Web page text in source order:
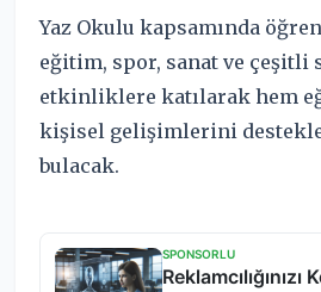
Yaz Okulu kapsamında
eğitim, spor, sanat ve çeşitli
etkinliklere katılarak hem
kişisel gelişimlerini
bulacak.